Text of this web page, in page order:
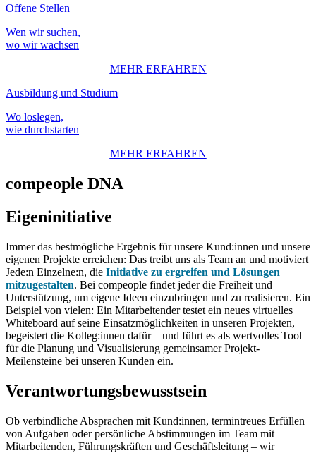
Offene Stellen
Wen wir suchen,
wo wir wachsen
MEHR ERFAHREN
Ausbildung und Studium
Wo loslegen,
wie durchstarten
MEHR ERFAHREN
compeople DNA
Eigeninitiative
Immer das bestmögliche Ergebnis für unsere Kund:innen und unsere
eigenen Projekte erreichen: Das treibt uns als Team an und motiviert
Jede:n Einzelne:n, die Initiative zu ergreifen und Lösungen
mitzugestalten. Bei compeople findet jeder die Freiheit und
Unterstützung, um eigene Ideen einzubringen und zu realisieren. Ein
Beispiel von vielen: Ein Mitarbeitender testet ein neues virtuelles
Whiteboard auf seine Einsatzmöglichkeiten in unseren Projekten,
begeistert die Kolleg:innen dafür – und führt es als wertvolles Tool
für die Planung und Visualisierung gemeinsamer Projekt-
Meilensteine bei unseren Kunden ein.
Verantwortungs­bewusstsein
Ob verbindliche Absprachen mit Kund:innen, termintreues Erfüllen
von Aufgaben oder persönliche Abstimmungen im Team mit
Mitarbeitenden, Führungskräften und Geschäftsleitung – wir